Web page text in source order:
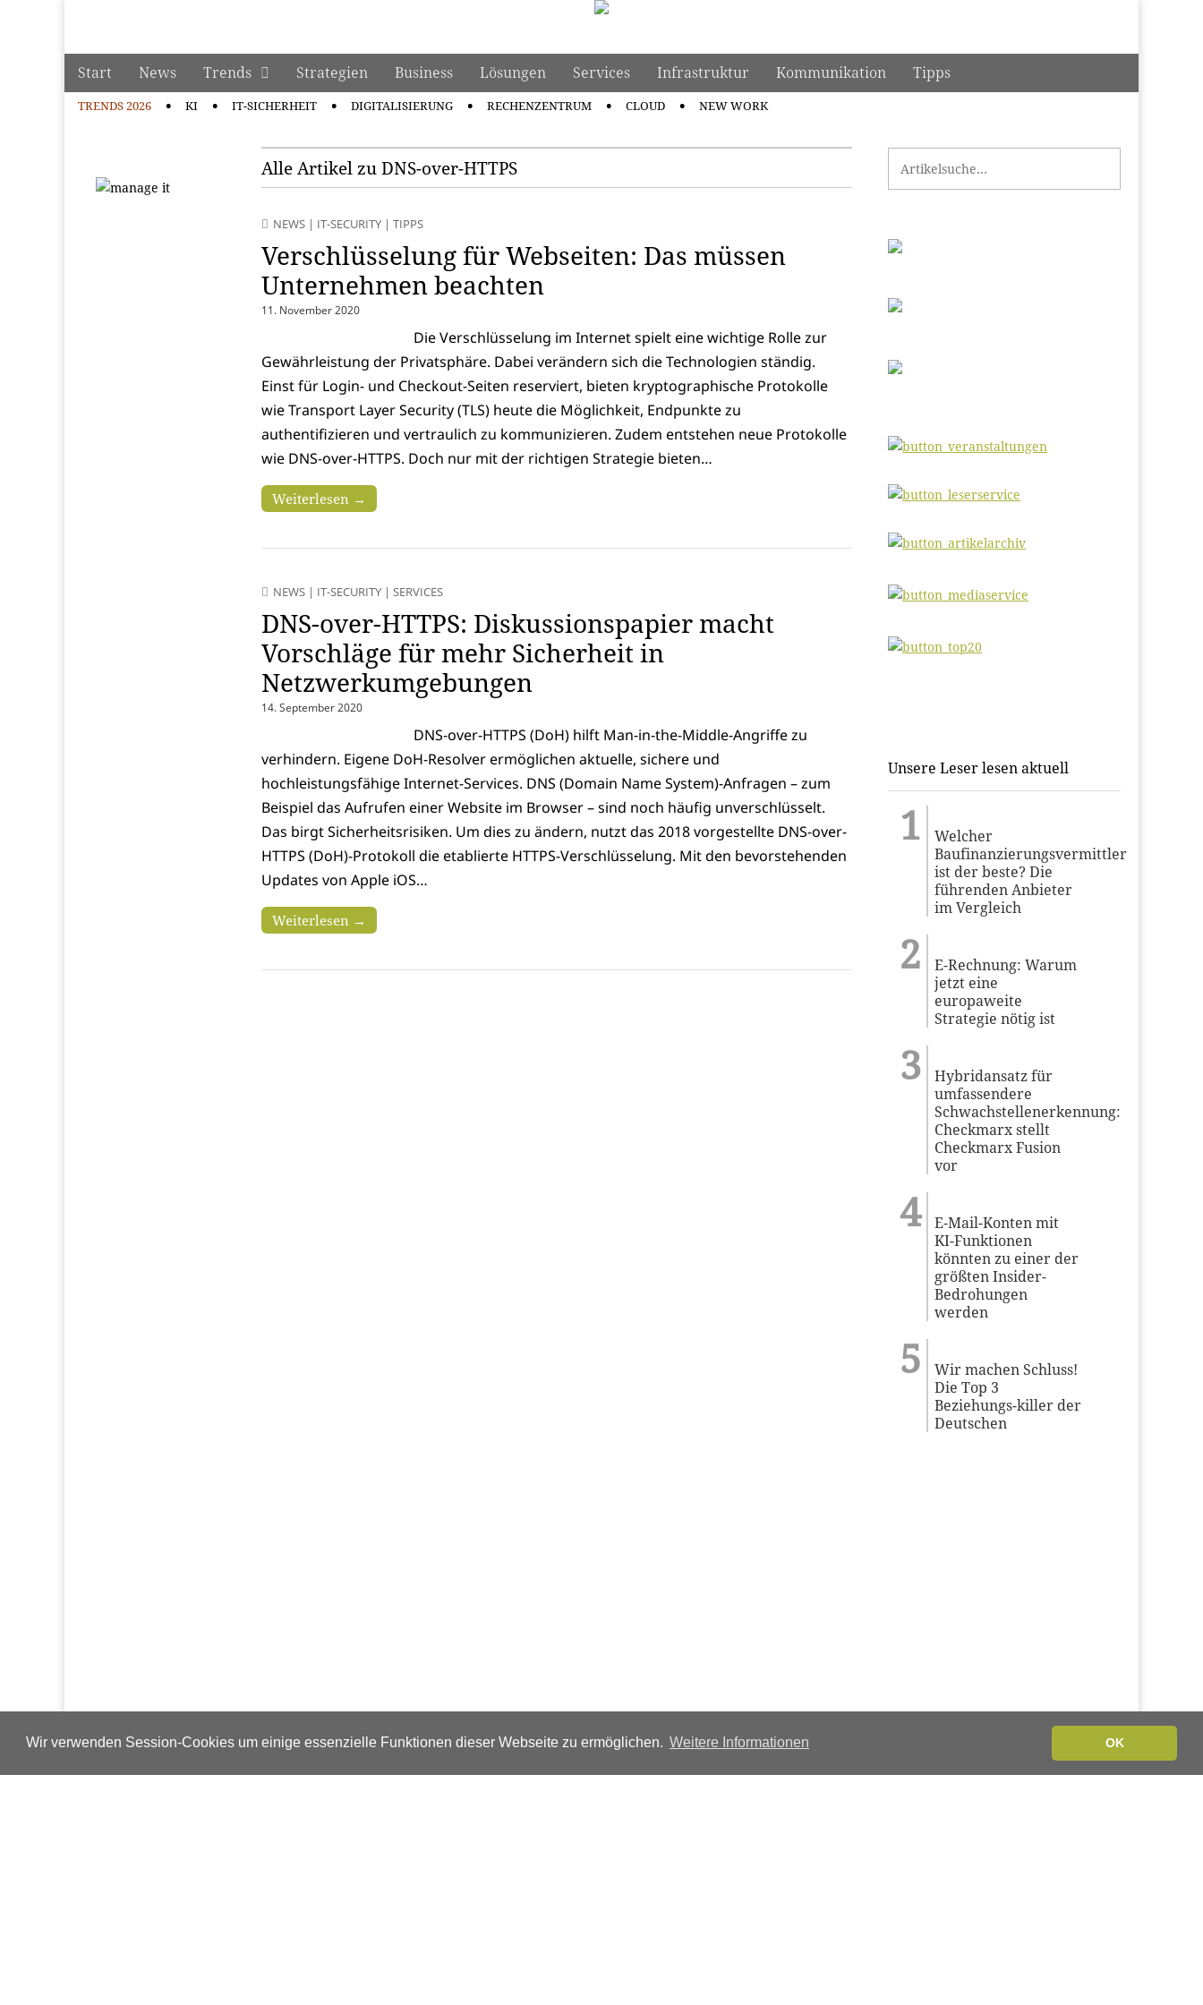
Wir verwenden Session-Cookies um einige essenzielle Funktionen dieser Webseite zu ermöglichen. Weitere Informationen OK
manage it
Main menu
Skip to content
Start News Trends Strategien Business Lösungen Services Infrastruktur Kommunikation Tipps
TRENDS 2026 KI IT-SICHERHEIT DIGITALISIERUNG RECHENZENTRUM CLOUD NEW WORK
Alle Artikel zu DNS-over-HTTPS
NEWS| IT-SECURITY| TIPPS
Verschlüsselung für Webseiten: Das müssen
Unternehmen beachten
11. November 2020
Die Verschlüsselung im Internet spielt eine wichtige Rolle zur
Gewährleistung der Privatsphäre. Dabei verändern sich die Technologien ständig.
Einst für Login- und Checkout-Seiten reserviert, bieten kryptographische Protokolle
wie Transport Layer Security (TLS) heute die Möglichkeit, Endpunkte zu
authentifizieren und vertraulich zu kommunizieren. Zudem entstehen neue Protokolle
wie DNS-over-HTTPS. Doch nur mit der richtigen Strategie bieten…
Weiterlesen →
NEWS| IT-SECURITY| SERVICES
DNS-over-HTTPS: Diskussionspapier macht
Vorschläge für mehr Sicherheit in
Netzwerkumgebungen
14. September 2020
DNS-over-HTTPS (DoH) hilft Man-in-the-Middle-Angriffe zu
verhindern. Eigene DoH-Resolver ermöglichen aktuelle, sichere und
hochleistungsfähige Internet-Services. DNS (Domain Name System)-Anfragen – zum
Beispiel das Aufrufen einer Website im Browser – sind noch häufig unverschlüsselt.
Das birgt Sicherheitsrisiken. Um dies zu ändern, nutzt das 2018 vorgestellte DNS-over-
HTTPS (DoH)-Protokoll die etablierte HTTPS-Verschlüsselung. Mit den bevorstehenden
Updates von Apple iOS…
Weiterlesen →
Unsere Leser lesen aktuell
Welcher
Baufinanzierungsvermittler
ist der beste? Die
führenden Anbieter
im Vergleich
E-Rechnung: Warum
jetzt eine
europaweite
Strategie nötig ist
Hybridansatz für
umfassendere
Schwachstellenerkennung:
Checkmarx stellt
Checkmarx Fusion
vor
E-Mail-Konten mit
KI-Funktionen
könnten zu einer der
größten Insider-
Bedrohungen
werden
Wir machen Schluss!
Die Top 3
Beziehungs-killer der
Deutschen